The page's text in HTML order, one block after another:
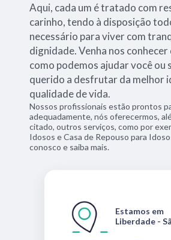
Aqui, cada um é tratado com
carinho, tendo à disposição
necessário para viver com
dignidade. Venha nos conhecer
como podemos ajudar você ou
querido a desfrutar da melhor
qualidade de vida.
Nossos profissionais estão prontos
adequadamente, nós oferecermos,
citado, outros serviços, como por
Idosos e Casa de Repouso para
conosco e saiba mais.
Estamos em
Liberdade -